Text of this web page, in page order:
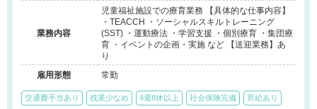
業務内容
児童福祉施設での療育業務 【具体的な仕事内容】
・TEACCH ・ソーシャルスキルトレーニング
(SST) ・運動療法 ・学習支援 ・個別療育 ・集団療
育 ・イベントの企画・実施 など 【送迎業務】あ
り
雇用形態
常勤
交通費手当あり 残業少なめ 4週8休以上 社会保険完備 昇給あり